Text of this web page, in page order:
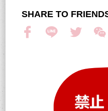
SHARE TO